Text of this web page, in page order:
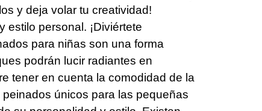
y deja volar tu creatividad!
personal. ¡Diviértete
para niñas son una forma
podrán lucir radiantes en
tener en cuenta la comodidad de la
únicos para las pequeñas